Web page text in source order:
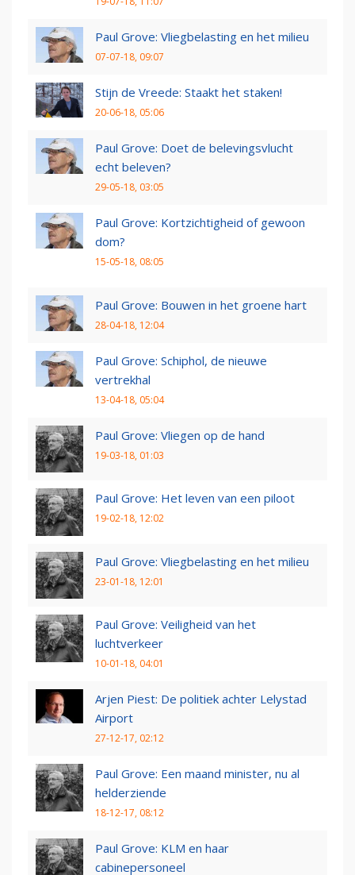
Paul Grove: Vliegbelasting en het milieu
07-07-18, 09:07
Stijn de Vreede: Staakt het staken!
20-06-18, 05:06
Paul Grove: Doet de belevingsvlucht
echt beleven?
29-05-18, 03:05
Paul Grove: Kortzichtigheid of gewoon
dom?
15-05-18, 08:05
Paul Grove: Bouwen in het groene hart
28-04-18, 12:04
Paul Grove: Schiphol, de nieuwe
vertrekhal
13-04-18, 05:04
Paul Grove: Vliegen op de hand
19-03-18, 01:03
Paul Grove: Het leven van een piloot
19-02-18, 12:02
Paul Grove: Vliegbelasting en het milieu
23-01-18, 12:01
Paul Grove: Veiligheid van het
luchtverkeer
10-01-18, 04:01
Arjen Piest: De politiek achter Lelystad
Airport
27-12-17, 02:12
Paul Grove: Een maand minister, nu al
helderziende
18-12-17, 08:12
Paul Grove: KLM en haar
cabinepersoneel